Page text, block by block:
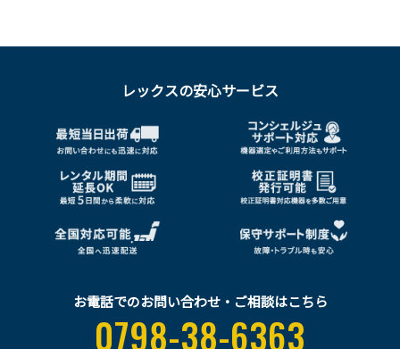
レックスの安心サービス
お電話でのお問い合わせ・ご相談はこちら
0798-38-6363